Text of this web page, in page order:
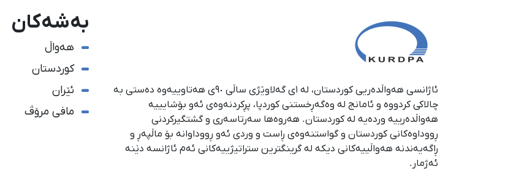
ئاژانسی هەواڵدەریی کوردستان، لە ١ی گەلاوێژی ساڵی ٩٠ی هەتاوییەوە دەستی بە
چالاکی کردووە و ئامانج لە وەگەڕخستنی كوردپا، پڕكردنەوەی ئەو بۆشایییە
هەواڵدەرییە وردەیە لە كوردستان. هەروەها سەرتاسەری و گشتگیركردنی
ڕووداوەكانی كوردستان و گواستنەوەی ڕاست و وردی ئەو ڕووداوانە بۆ ماڵپەڕ و
ڕاگەیەندنە هەواڵییەكانی دیكە لە گرینگترین ستراتیژییەكانی ئەم ئاژانسە دێنە
ئەژمار.
بەشەکان
هەواڵ
کوردستان
ئێران
مافی مرۆڤ